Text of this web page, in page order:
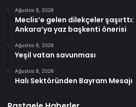
Ağustos 9, 2026
Meclis’e gelen dilekçeler şaşırttı:
Ankara’ya yaz başkenti önerisi
Ağustos 9, 2026
Yeşil vatan savunması
Ağustos 8, 2026
Halı Sektöründen Bayram Mesajı